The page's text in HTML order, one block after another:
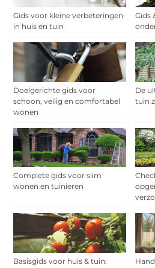
Gids voor kleine verbeteringen
in huis en tuin
Gids
Doelgerichte gids voor
schoon, veilig en comfortabel
wonen
De
tuin
Complete gids voor slim
wonen en tuinieren
Basisgids voor huis & tuin: